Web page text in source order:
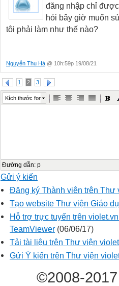
đăng nhập chỉ
hỏi bây giờ muốn
tôi phải làm như thế nào?
Nguyễn Thu Hà @ 10h:59p 19/08/21
1 2 3
Kích thước font
Đường dẫn: p
Gửi ý kiến
Đăng ký Thành viên trên Thư
Tạo website Thư viện Giáo
Hỗ trợ trực tuyến trên
TeamViewer (06/06/17)
Tải tài liệu trên Thư viện
Gửi Ý kiến trên Thư viện
©2008-